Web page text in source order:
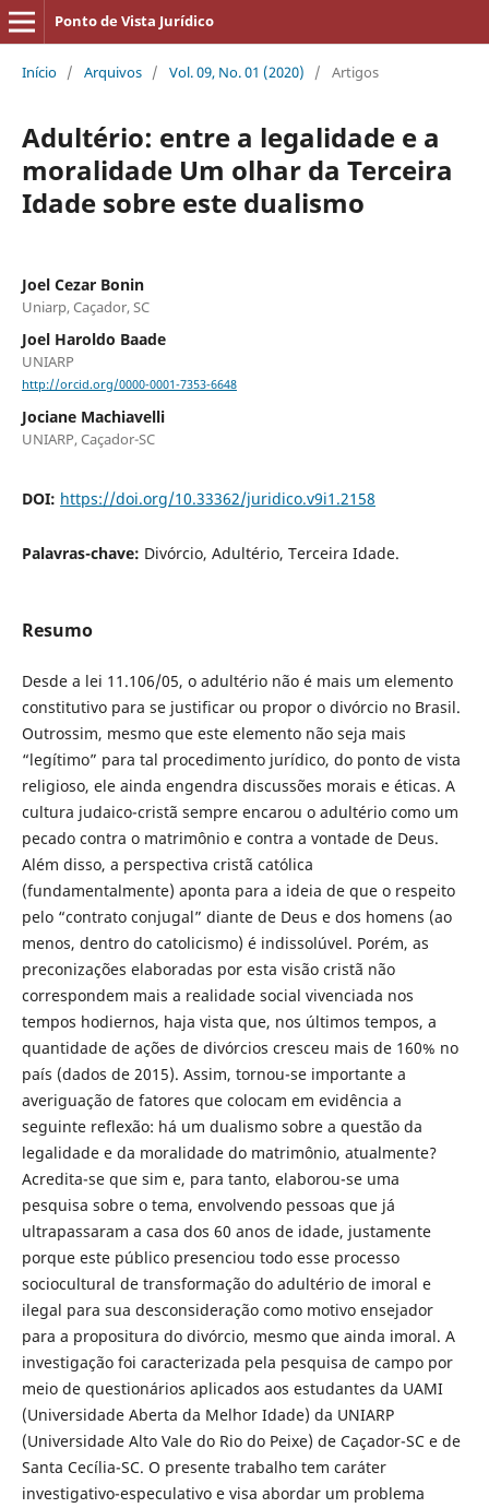
Ponto de Vista Jurídico
Início / Arquivos / Vol. 09, No. 01 (2020) / Artigos
Adultério: entre a legalidade e a
moralidade Um olhar da Terceira
Idade sobre este dualismo
Joel Cezar Bonin
Uniarp, Caçador, SC
Joel Haroldo Baade
UNIARP
http://orcid.org/0000-0001-7353-6648
Jociane Machiavelli
UNIARP, Caçador-SC
DOI: https://doi.org/10.33362/juridico.v9i1.2158
Palavras-chave: Divórcio, Adultério, Terceira Idade.
Resumo
Desde a lei 11.106/05, o adultério não é mais um elemento
constitutivo para se justificar ou propor o divórcio no Brasil.
Outrossim, mesmo que este elemento não seja mais
“legítimo” para tal procedimento jurídico, do ponto de vista
religioso, ele ainda engendra discussões morais e éticas. A
cultura judaico-cristã sempre encarou o adultério como um
pecado contra o matrimônio e contra a vontade de Deus.
Além disso, a perspectiva cristã católica
(fundamentalmente) aponta para a ideia de que o respeito
pelo “contrato conjugal” diante de Deus e dos homens (ao
menos, dentro do catolicismo) é indissolúvel. Porém, as
preconizações elaboradas por esta visão cristã não
correspondem mais a realidade social vivenciada nos
tempos hodiernos, haja vista que, nos últimos tempos, a
quantidade de ações de divórcios cresceu mais de 160% no
país (dados de 2015). Assim, tornou-se importante a
averiguação de fatores que colocam em evidência a
seguinte reflexão: há um dualismo sobre a questão da
legalidade e da moralidade do matrimônio, atualmente?
Acredita-se que sim e, para tanto, elaborou-se uma
pesquisa sobre o tema, envolvendo pessoas que já
ultrapassaram a casa dos 60 anos de idade, justamente
porque este público presenciou todo esse processo
sociocultural de transformação do adultério de imoral e
ilegal para sua desconsideração como motivo ensejador
para a propositura do divórcio, mesmo que ainda imoral. A
investigação foi caracterizada pela pesquisa de campo por
meio de questionários aplicados aos estudantes da UAMI
(Universidade Aberta da Melhor Idade) da UNIARP
(Universidade Alto Vale do Rio do Peixe) de Caçador-SC e de
Santa Cecília-SC. O presente trabalho tem caráter
investigativo-especulativo e visa abordar um problema